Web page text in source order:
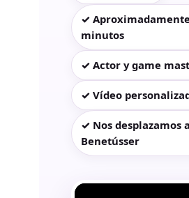
✓
minutos
✓ Actor y game
✓ Vídeo
✓ Nos desplazamos a
Benetússer